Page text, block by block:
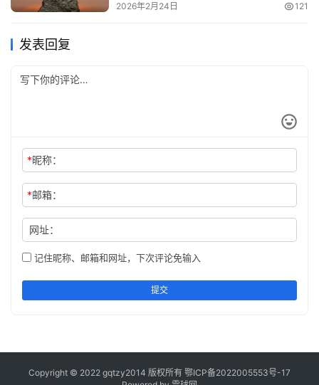
2026年2月24日 121
发表回复
*昵称：
*邮箱：
网址：
记住昵称、邮箱和网址，下次评论免输入
提交
Copyright © 2022 gqtzy2014 版权所有 鄂ICP备2022005553号-17